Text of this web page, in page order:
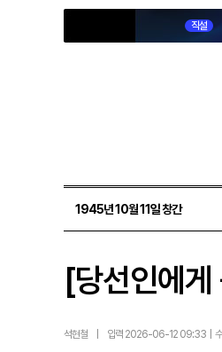
직설
1945년 10월 11일 창간
[당선인에
석현철 입력 2026-06-12 09:33 |